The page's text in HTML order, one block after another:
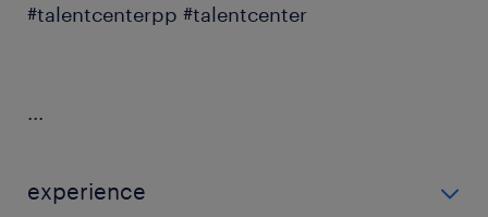
#talentcenterpp #talentcenter
...
experience